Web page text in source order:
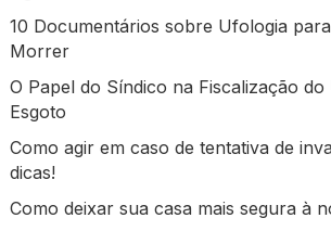
10 Documentários sobre Ufologia
Morrer
O Papel do Síndico na Fiscalização
Esgoto
Como agir em caso de tentativa de
dicas!
Como deixar sua casa mais segura à